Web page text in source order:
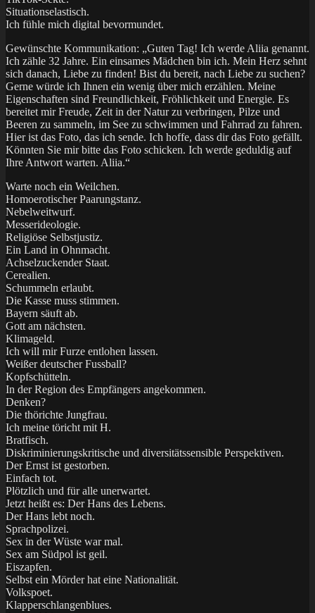
Situationselastisch.
Ich fühle mich digital bevormundet.
Gewünschte Kommunikation: „Guten Tag! Ich werde Aliia genannt.
Ich zähle 32 Jahre. Ein einsames Mädchen bin ich. Mein Herz sehnt
sich danach, Liebe zu finden! Bist du bereit, nach Liebe zu suchen?
Gerne würde ich Ihnen ein wenig über mich erzählen. Meine
Eigenschaften sind Freundlichkeit, Fröhlichkeit und Energie. Es
bereitet mir Freude, Zeit in der Natur zu verbringen, Pilze und
Beeren zu sammeln, im See zu schwimmen und Fahrrad zu fahren.
Hier ist das Foto, das ich sende. Ich hoffe, dass dir das Foto gefällt.
Könnten Sie mir bitte das Foto schicken. Ich werde geduldig auf
Ihre Antwort warten. Aliia.“
Warte noch ein Weilchen.
Homoerotischer Paarungstanz.
Nebelweitwurf.
Messerideologie.
Religiöse Selbstjustiz.
Ein Land in Ohnmacht.
Achselzuckender Staat.
Cerealien.
Schummeln erlaubt.
Die Kasse muss stimmen.
Bayern säuft ab.
Gott am nächsten.
Klimageld.
Ich will mir Furze entlohen lassen.
Weißer deutscher Fussball?
Kopfschütteln.
In der Region des Empfängers angekommen.
Denken?
Die thörichte Jungfrau.
Ich meine töricht mit H.
Bratfisch.
Diskriminierungskritische und diversitätssensible Perspektiven.
Der Ernst ist gestorben.
Einfach tot.
Plötzlich und für alle unerwartet.
Jetzt heißt es: Der Hans des Lebens.
Der Hans lebt noch.
Sprachpolizei.
Sex in der Wüste war mal.
Sex am Südpol ist geil.
Eiszapfen.
Selbst ein Mörder hat eine Nationalität.
Volkspoet.
Klapperschlangenblues.